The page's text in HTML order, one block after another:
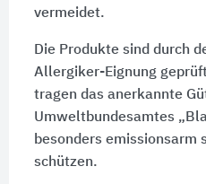
vermeidet.
Die Produkte sind durch
Allergiker-Eignung
tragen das anerkannte
Umweltbundesamtes
besonders emissionsarm
schützen.